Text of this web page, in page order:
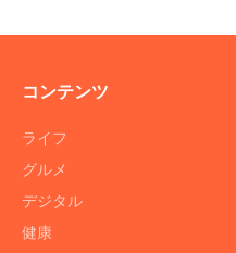
コンテンツ
ライフ
グルメ
デジタル
健康